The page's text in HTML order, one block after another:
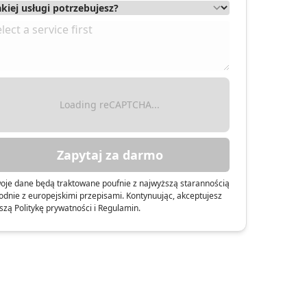
Loading reCAPTCHA...
Zapytaj za darmo
dane będą traktowane poufnie z najwyższą starannością
z europejskimi przepisami. Kontynuując, akceptujesz
Politykę prywatności i Regulamin.